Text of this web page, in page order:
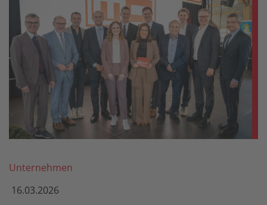
Unternehmen
16.03.2026